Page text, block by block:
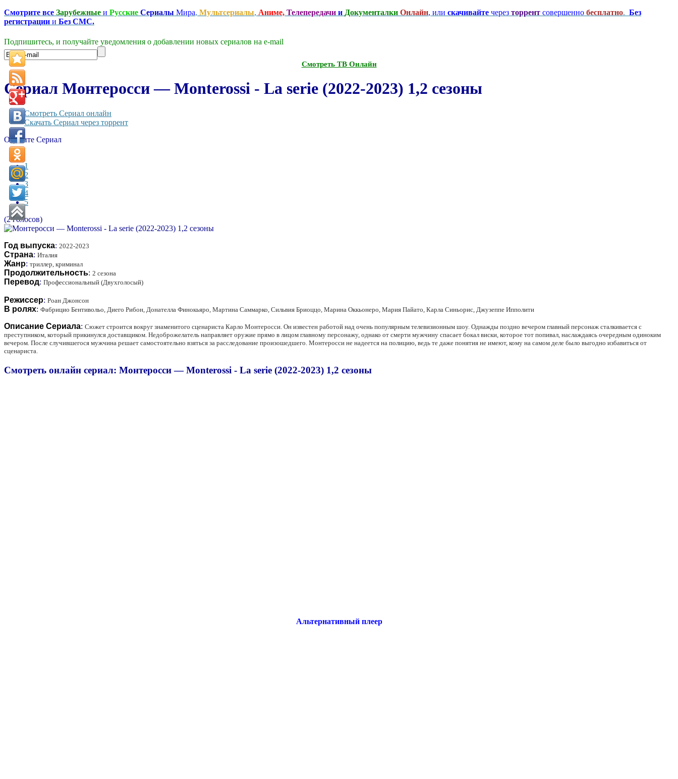
Смотрите все Зарубежные и Русские Сериалы Мира, Мультсериалы, Аниме, Телепередачи и Документалки Онлайн, или скачивайте через торрент совершенно бесплатно. Без
регистрации и Без СМС.
Подпишитесь, и получайте уведомления о добавлении новых сериалов на e-mаil
Смотреть ТВ Онлайн
Сериал Монтеросси — Monterossi - La serie (2022-2023) 1,2 сезоны
Смотреть Сериал онлайн
Скачать Сериал через торрент
Оцените Сериал
1
2
3
4
5
(2 голосов)
Год выпуска: 2022-2023
Страна: Италия
Жанр: триллер, криминал
Продолжительность: 2 сезона
Перевод: Профессиональный (Двухголосый)
Режиссер: Роан Джонсон
В ролях: Фабрицио Бентивольо, Диего Рибон, Донателла Финокьяро, Мартина Саммарко, Сильвия Бриоццо, Марина Оккьонеро, Мария Пайато, Карла Синьорис, Джузеппе Ипполити
Описание Сериала: Сюжет строится вокруг знаменитого сценариста Карло Монтеросси. Он известен работой над очень популярным телевизионным шоу. Однажды поздно вечером главный персонаж сталкивается с
преступником, который прикинулся доставщиком. Недоброжелатель направляет оружие прямо в лицом главному персонажу, однако от смерти мужчину спасает бокал виски, которое тот попивал, наслаждаясь очередным одиноким
вечером. После случившегося мужчина решает самостоятельно взяться за расследование произошедшего. Монтеросси не надеется на полицию, ведь те даже понятия не имеют, кому на самом деле было выгодно избавиться от
сценариста.
Смотреть онлайн сериал: Монтеросси — Monterossi - La serie (2022-2023) 1,2 сезоны
Альтернативный плеер